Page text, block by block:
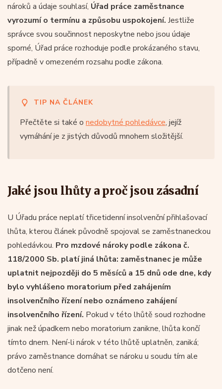
nároků a údaje souhlasí, Úřad práce zaměstnance
vyrozumí o termínu a způsobu uspokojení. Jestliže
správce svou součinnost neposkytne nebo jsou údaje
sporné, Úřad práce rozhoduje podle prokázaného stavu,
případně v omezeném rozsahu podle zákona.
TIP NA ČLÁNEK
Přečtěte si také o nedobytné pohledávce, jejíž
vymáhání je z jistých důvodů mnohem složitější.
Jaké jsou lhůty a proč jsou zásadní
U Úřadu práce neplatí třicetidenní insolvenční přihlašovací
lhůta, kterou článek původně spojoval se zaměstnaneckou
pohledávkou. Pro mzdové nároky podle zákona č.
118/2000 Sb. platí jiná lhůta: zaměstnanec je může
uplatnit nejpozději do 5 měsíců a 15 dnů ode dne, kdy
bylo vyhlášeno moratorium před zahájením
insolvenčního řízení nebo oznámeno zahájení
insolvenčního řízení. Pokud v této lhůtě soud rozhodne
jinak než úpadkem nebo moratorium zanikne, lhůta končí
tímto dnem. Není-li nárok v této lhůtě uplatněn, zaniká;
právo zaměstnance domáhat se nároku u soudu tím ale
dotčeno není.